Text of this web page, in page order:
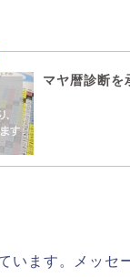
マヤ暦診断を
います。メッセ